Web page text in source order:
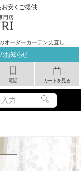
お知らせ
電話 カートを見る
安くご提供
オーダーカーテン丈直し